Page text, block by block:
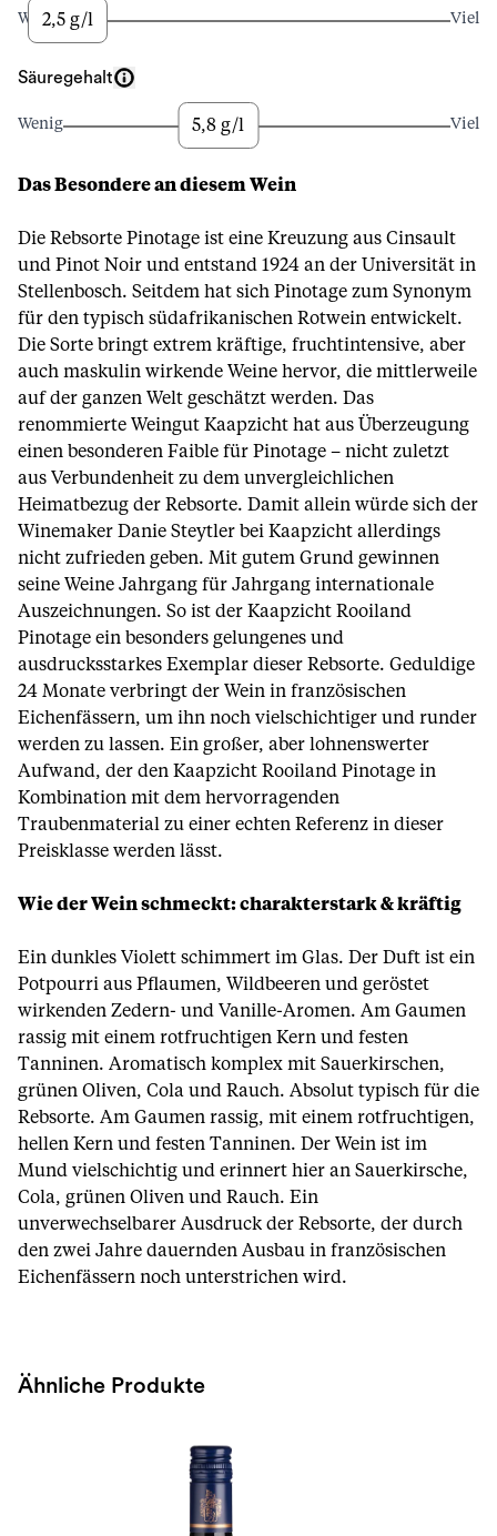
Wenig2,5 g/l Viel
Säuregehalt
Wenig 5,8 g/l Viel
Das Besondere an diesem Wein
Die Rebsorte Pinotage ist eine Kreuzung aus Cinsault
und Pinot Noir und entstand 1924 an der Universität in
Stellenbosch. Seitdem hat sich Pinotage zum Synonym
für den typisch südafrikanischen Rotwein entwickelt.
Die Sorte bringt extrem kräftige, fruchtintensive, aber
auch maskulin wirkende Weine hervor, die mittlerweile
auf der ganzen Welt geschätzt werden. Das
renommierte Weingut Kaapzicht hat aus Überzeugung
einen besonderen Faible für Pinotage – nicht zuletzt
aus Verbundenheit zu dem unvergleichlichen
Heimatbezug der Rebsorte. Damit allein würde sich der
Winemaker Danie Steytler bei Kaapzicht allerdings
nicht zufrieden geben. Mit gutem Grund gewinnen
seine Weine Jahrgang für Jahrgang internationale
Auszeichnungen. So ist der Kaapzicht Rooiland
Pinotage ein besonders gelungenes und
ausdrucksstarkes Exemplar dieser Rebsorte. Geduldige
24 Monate verbringt der Wein in französischen
Eichenfässern, um ihn noch vielschichtiger und runder
werden zu lassen. Ein großer, aber lohnenswerter
Aufwand, der den Kaapzicht Rooiland Pinotage in
Kombination mit dem hervorragenden
Traubenmaterial zu einer echten Referenz in dieser
Preisklasse werden lässt.
Wie der Wein schmeckt: charakterstark & kräftig
Ein dunkles Violett schimmert im Glas. Der Duft ist ein
Potpourri aus Pflaumen, Wildbeeren und geröstet
wirkenden Zedern- und Vanille-Aromen. Am Gaumen
rassig mit einem rotfruchtigen Kern und festen
Tanninen. Aromatisch komplex mit Sauerkirschen,
grünen Oliven, Cola und Rauch. Absolut typisch für die
Rebsorte. Am Gaumen rassig, mit einem rotfruchtigen,
hellen Kern und festen Tanninen. Der Wein ist im
Mund vielschichtig und erinnert hier an Sauerkirsche,
Cola, grünen Oliven und Rauch. Ein
unverwechselbarer Ausdruck der Rebsorte, der durch
den zwei Jahre dauernden Ausbau in französischen
Eichenfässern noch unterstrichen wird.
Ähnliche Produkte